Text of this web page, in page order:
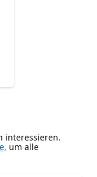
interessieren.
um alle